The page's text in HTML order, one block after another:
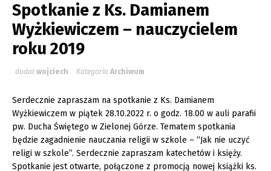
Spotkanie z Ks. Damianem
Wyżkiewiczem – nauczycielem
roku 2019
dodał wojciech Kategoria Archiwum
Serdecznie zapraszam na spotkanie z Ks. Damianem
Wyżkiewiczem w piątek 28.10.2022 r. o godz. 18.00 w auli parafii
pw. Ducha Świętego w Zielonej Górze. Tematem spotkania
będzie zagadnienie nauczania religii w szkole – “Jak nie uczyć
religi w szkole”. Serdecznie zapraszam katechetów i księży.
Spotkanie jest otwarte, połączone z promocją nowej książki ks.